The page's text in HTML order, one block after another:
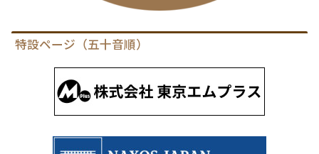
特設ページ（五十音順）